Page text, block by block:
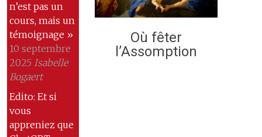
n’est pas un
cours, mais un
témoignage »
10 septembre
2025 Isabelle
Bogaert
Edito: Et si
vous
appreniez que
Où fêter
l’Assomption